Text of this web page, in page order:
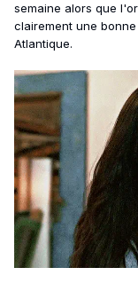
semaine alors que
clairement une
Atlantique.